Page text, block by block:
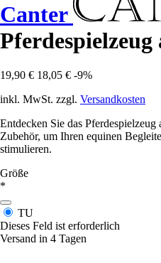
Canter
Pferdespielzeug
19,90 € 18,05 € -9%
inkl. MwSt. zzgl. Versandkosten
Entdecken Sie das Pferdespielzeug
Zubehör, um Ihren equinen
stimulieren.
Größe
*
TU
Dieses Feld ist erforderlich
Versand in 4 Tagen